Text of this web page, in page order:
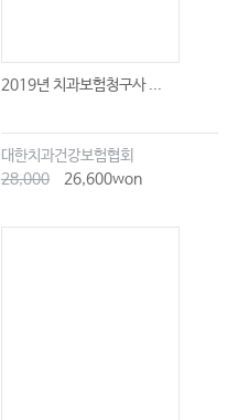
2019년 치과보험청구사 ...
대한치과건강보험협회
28,000
26,600won